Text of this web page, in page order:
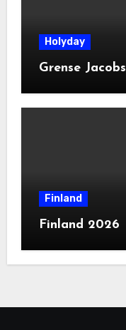
Holyday
Grense
Finland
Finland 2026